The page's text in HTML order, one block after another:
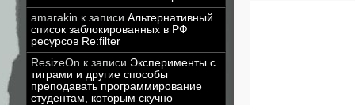
amarakin к записи Альтернативный
список заблокированных в РФ
ресурсов Re:filter
ResizeOn к записи Эксперименты с
тиграми и другие способы
преподавать программирование
студентам, которым скучно